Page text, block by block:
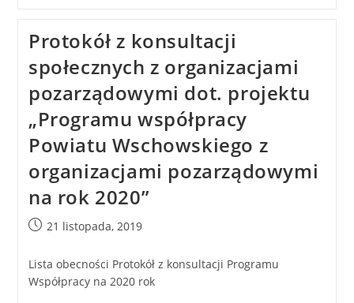
Protokół z konsultacji
społecznych z organizacjami
pozarządowymi dot. projektu
„Programu współpracy
Powiatu Wschowskiego z
organizacjami pozarządowymi
na rok 2020”
21 listopada, 2019
Lista obecności Protokół z konsultacji Programu
Współpracy na 2020 rok